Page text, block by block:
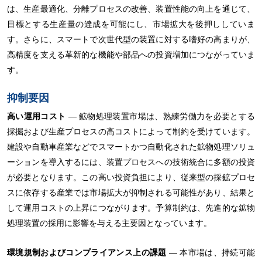
は、生産最適化、分離プロセスの改善、装置性能の向上を通じて、
目標とする生産量の達成を可能にし、市場拡大を後押ししていま
す。さらに、スマートで次世代型の装置に対する嗜好の高まりが、
高精度を支える革新的な機能や部品への投資増加につながっていま
す。
抑制要因
高い運用コスト ― 鉱物処理装置市場は、熟練労働力を必要とする
採掘および生産プロセスの高コストによって制約を受けています。
建設や自動車産業などでスマートかつ自動化された鉱物処理ソリュ
ーションを導入するには、装置プロセスへの技術統合に多額の投資
が必要となります。この高い投資負担により、従来型の採鉱プロセ
スに依存する産業では市場拡大が抑制される可能性があり、結果と
して運用コストの上昇につながります。予算制約は、先進的な鉱物
処理装置の採用に影響を与える主要因となっています。
環境規制およびコンプライアンス上の課題 ― 本市場は、持続可能